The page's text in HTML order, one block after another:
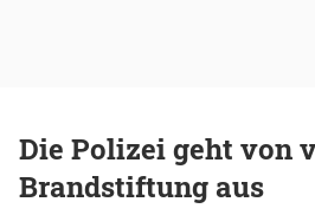
Die Polizei geht von
Brandstiftung aus